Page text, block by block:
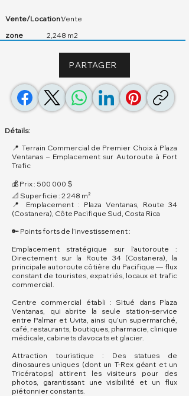
Vente/Location :Vente
zone
2,248 m2
PARTAGER
Détails:
📍 Terrain Commercial de Premier Choix à Plaza
Ventanas – Emplacement sur Autoroute à Fort
Trafic
💰 Prix : 500 000 $
📐 Superficie : 2 248 m²
📍 Emplacement : Plaza Ventanas, Route 34
(Costanera), Côte Pacifique Sud, Costa Rica
🔑 Points forts de l’investissement :
Emplacement stratégique sur l’autoroute :
Directement sur la Route 34 (Costanera), la
principale autoroute côtière du Pacifique — flux
constant de touristes, expatriés, locaux et trafic
commercial.
Centre commercial établi : Situé dans Plaza
Ventanas, qui abrite la seule station-service
entre Palmar et Uvita, ainsi qu’un supermarché,
café, restaurants, boutiques, pharmacie, clinique
médicale, cabinets d’avocats et glacier.
Attraction touristique : Des statues de
dinosaures uniques (dont un T-Rex géant et un
Tricératops) attirent les visiteurs pour des
photos, garantissant une visibilité et un flux
piétonnier constants.